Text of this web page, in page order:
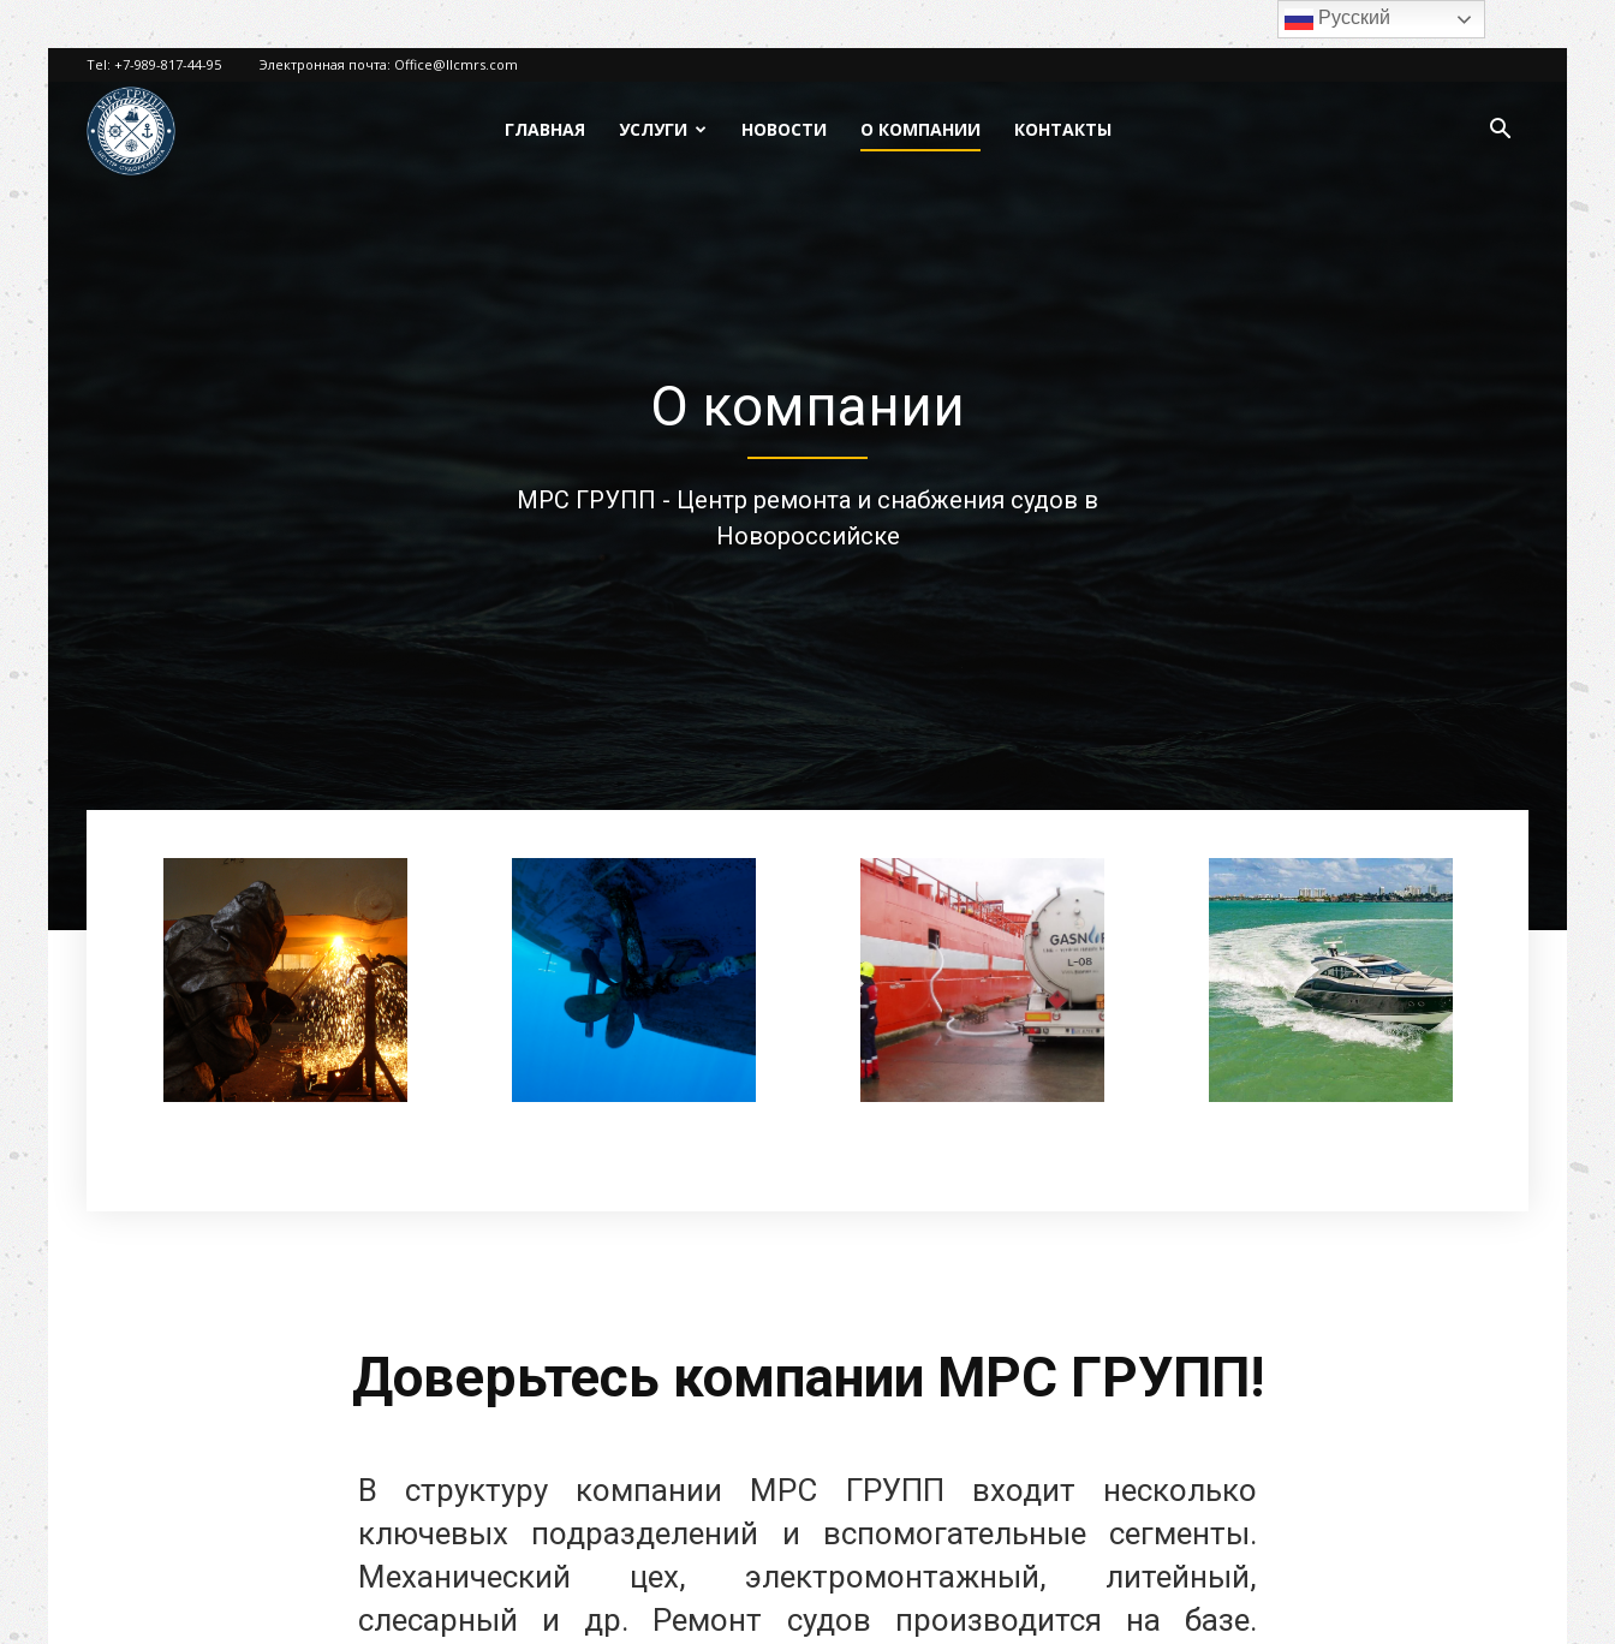
Tel: +7-989-817-44-95 Электронная почта: Office@llcmrs.com
МРС ГЛАВНАЯ УСЛУГИ НОВОСТИ О КОМПАНИИ КОНТАКТЫ
О компании
МРС ГРУПП - Центр ремонта и снабжения судов в
Новороссийске
Доверьтесь компании МРС ГРУПП!
В структуру компании МРС ГРУПП входит несколько
ключевых подразделений и вспомогательные сегменты.
Механический цех, электромонтажный, литейный,
слесарный и др. Ремонт судов производится на базе.
Русский